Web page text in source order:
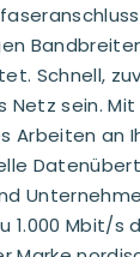
Schnell,
Netz sein.
Arbeiten an
1.000 Mbit/s